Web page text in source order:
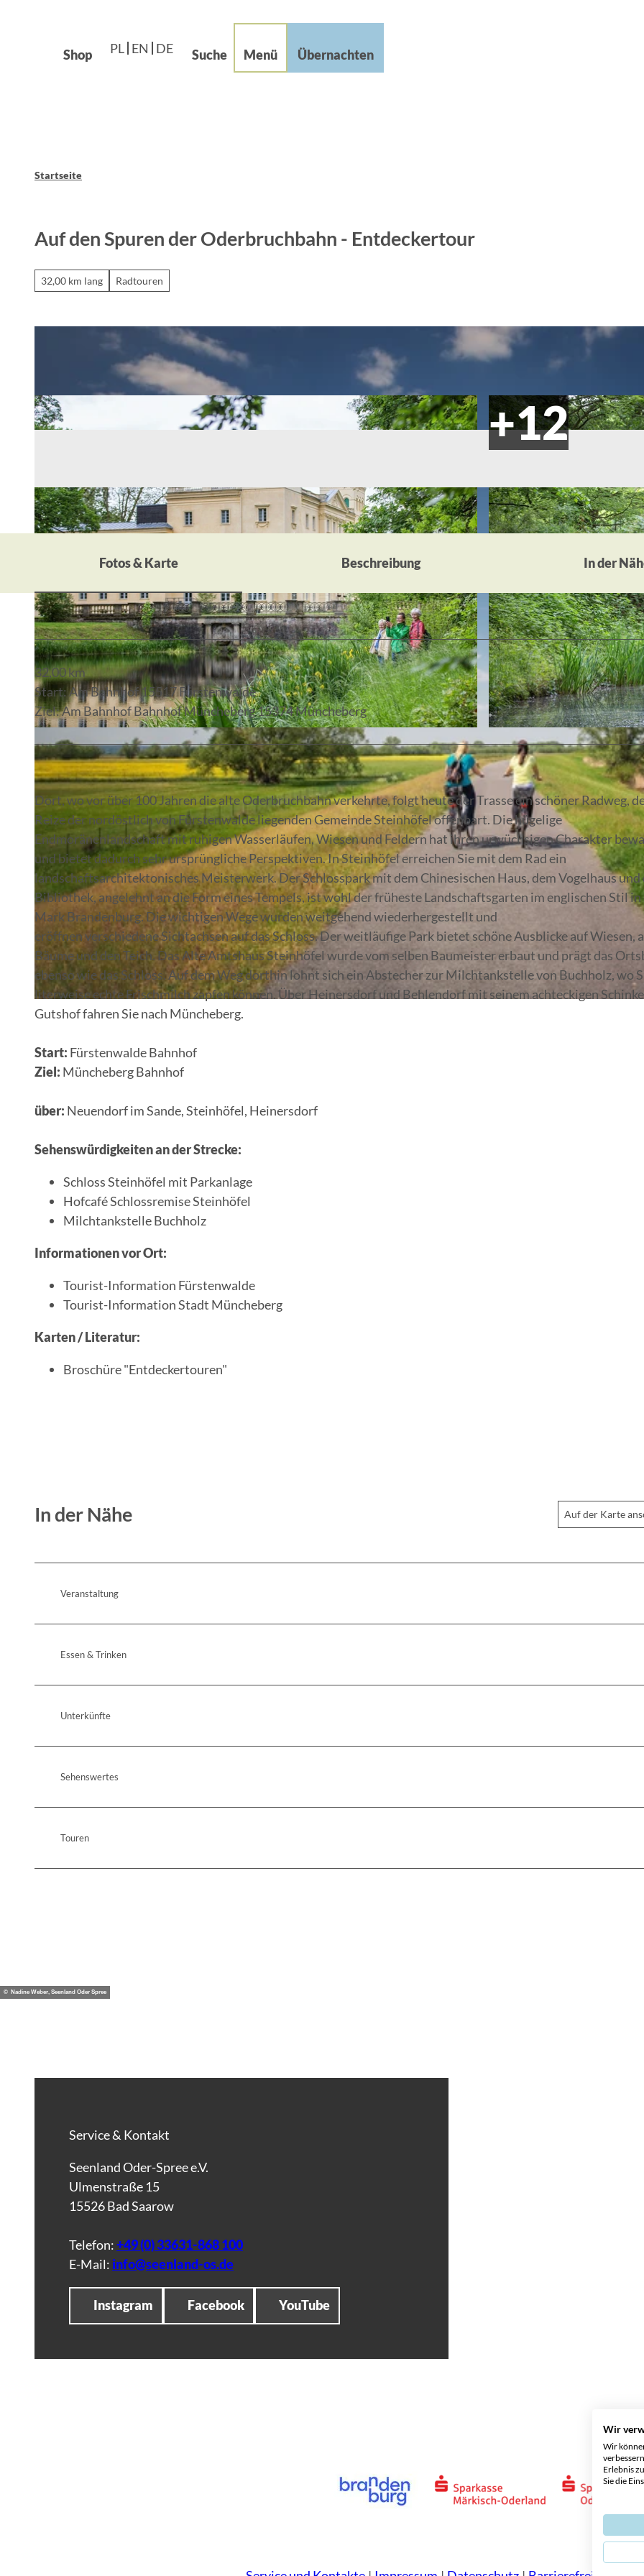
Shop PL EN DE Suche Menü Übernachten
Leichte Sprache
Startseite
Auf den Spuren der Oderbruchbahn - Entdeckertour
32,00 km lang Radtouren
© Florian Läufer, Lizenz: Seenland Oder-Spree
Fotos & Karte Beschreibung In der
32,00 km
Start: Am Bahnhof 15517 Fürstenwalde
Ziel: Am Bahnhof Bahnhof Müncheberg 15374 Müncheberg
Dort, wo vor über 100 Jahren die alte Oderbruchbahn verkehrte, folgt heute der Trasse ein schöner Radweg,
Reize der nordöstlich von Fürstenwalde liegenden Gemeinde Steinhöfel offenbart. Die hügelige
Endmoränenlandschaft mit ruhigen Wasserläufen, Wiesen und Feldern hat ihren urwüchsigen Charakter
und bietet dadurch sehr ursprüngliche Perspektiven. In Steinhöfel erreichen Sie mit dem Rad ein
landschaftsarchitektonisches Meisterwerk. Der Schlosspark mit dem Chinesischen Haus, dem Vogelhaus und
Bibliothek, angelehnt an die Form eines Tempels, ist wohl der früheste Landschaftsgarten im englischen Stil in
Mark Brandenburg. Die wichtigen Wege wurden weitgehend wiederhergestellt und
eröffnen verschiedene Sichtachsen auf das Schloss. Der weitläufige Park bietet schöne Ausblicke auf Wiesen,
Bäume und den Teich. Das Alte Amtshaus Steinhöfel wurde vom selben Baumeister erbaut und prägt das
ebenso wie das Schloss. Auf dem Weg dorthin lohnt sich ein Abstecher zur Milchtankstelle von Buchholz, wo
literweise echte Frischmilch zapfen können. Über Heinersdorf und Behlendorf mit seinem achteckigen
Gutshof fahren Sie nach Müncheberg.
Start: Fürstenwalde Bahnhof
Ziel: Müncheberg Bahnhof
über: Neuendorf im Sande, Steinhöfel, Heinersdorf
Sehenswürdigkeiten an der Strecke:
Schloss Steinhöfel mit Parkanlage
Hofcafé Schlossremise Steinhöfel
Milchtankstelle Buchholz
Informationen vor Ort:
Tourist-Information Fürstenwalde
Tourist-Information Stadt Müncheberg
Karten / Literatur:
Broschüre "Entdeckertouren"
In der Nähe Auf der Karte
Veranstaltung
Essen & Trinken
Unterkünfte
Sehenswertes
Touren
© Nadine Weber, Seenland Oder Spree
Service & Kontakt
Seenland Oder-Spree e.V.
Ulmenstraße 15
15526 Bad Saarow
Telefon:+49 (0) 33631-868 100
E-Mail: info@seenland-os.de
Instagram Facebook YouTube
Wir
Wir
Erlebnis
Sie die